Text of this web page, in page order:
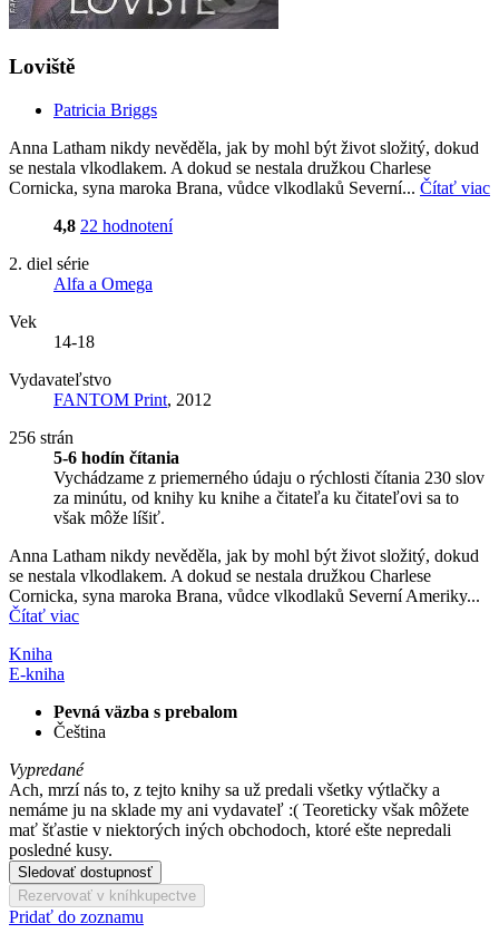
Loviště
Patricia Briggs
Anna Latham nikdy nevěděla, jak by mohl být život složitý, dokud
se nestala vlkodlakem. A dokud se nestala družkou Charlese
Cornicka, syna maroka Brana, vůdce vlkodlaků Severní... Čítať viac
4,8 22 hodnotení
2. diel série
Alfa a Omega
Vek
14-18
Vydavateľstvo
FANTOM Print, 2012
256 strán
5-6 hodín čítania
Vychádzame z priemerného údaju o rýchlosti čítania 230 slov
za minútu, od knihy ku knihe a čitateľa ku čitateľovi sa to
však môže líšiť.
Anna Latham nikdy nevěděla, jak by mohl být život složitý, dokud
se nestala vlkodlakem. A dokud se nestala družkou Charlese
Cornicka, syna maroka Brana, vůdce vlkodlaků Severní Ameriky...
Čítať viac
Kniha
E-kniha
Pevná väzba s prebalom
Čeština
Vypredané
Ach, mrzí nás to, z tejto knihy sa už predali všetky výtlačky a
nemáme ju na sklade my ani vydavateľ :( Teoreticky však môžete
mať šťastie v niektorých iných obchodoch, ktoré ešte nepredali
posledné kusy.
Sledovať dostupnosť
Rezervovať v kníhkupectve
Pridať do zoznamu